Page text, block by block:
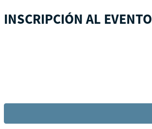
INSCRIPCIÓN AL EVENTO